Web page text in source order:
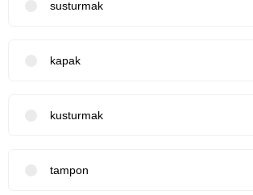
susturmak
kapak
kusturmak
tampon